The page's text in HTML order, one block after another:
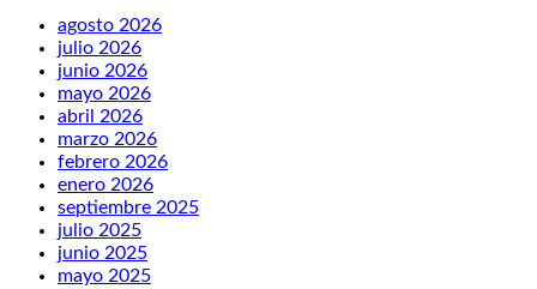
agosto 2026
julio 2026
junio 2026
mayo 2026
abril 2026
marzo 2026
febrero 2026
enero 2026
septiembre 2025
julio 2025
junio 2025
mayo 2025